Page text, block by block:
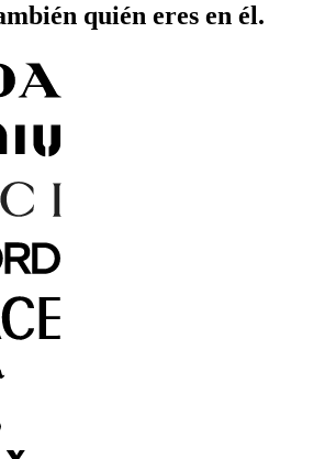
quién eres en él.